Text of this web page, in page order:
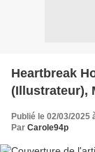
Heartbreak
(Illustrateur),
Publié le 02/03/2025
Par Carole94p